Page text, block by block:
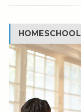
HOMESCHOOL